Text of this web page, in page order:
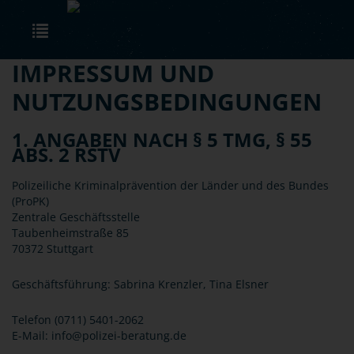
Skip to main content
IMPRESSUM UND
NUTZUNGSBEDINGUNGEN
1. ANGABEN NACH § 5 TMG, § 55
ABS. 2 RSTV
Polizeiliche Kriminalprävention der Länder und des Bundes
(ProPK)
Zentrale Geschäftsstelle
Taubenheimstraße 85
70372 Stuttgart
Geschäftsführung: Sabrina Krenzler, Tina Elsner
Telefon (0711) 5401-2062
E-Mail: info@polizei-beratung.de